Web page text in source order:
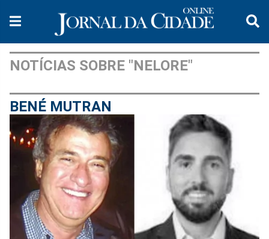
NOTÍCIAS SOBRE "NELORE"
BENÉ MUTRAN